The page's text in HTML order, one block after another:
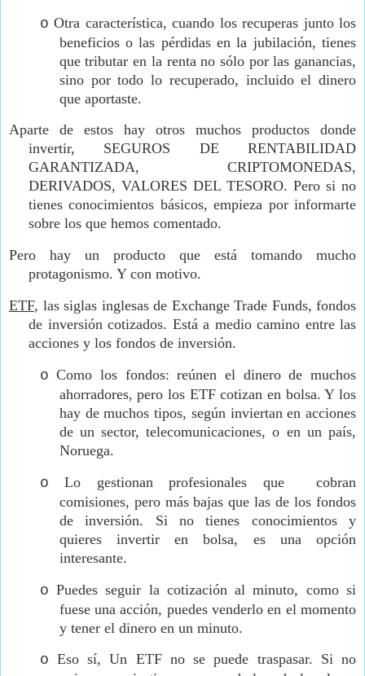
o Otra característica, cuando los recuperas junto los
beneficios o las pérdidas en la jubilación, tienes
que tributar en la renta no sólo por las ganancias,
sino por todo lo recuperado, incluido el dinero
que aportaste.
Aparte de estos hay otros muchos productos donde
invertir, SEGUROS DE RENTABILIDAD
GARANTIZADA, CRIPTOMONEDAS,
DERIVADOS, VALORES DEL TESORO. Pero si no
tienes conocimientos básicos, empieza por informarte
sobre los que hemos comentado.
Pero hay un producto que está tomando mucho
protagonismo. Y con motivo.
ETF, las siglas inglesas de Exchange Trade Funds, fondos
de inversión cotizados. Está a medio camino entre las
acciones y los fondos de inversión.
o Como los fondos: reúnen el dinero de muchos
ahorradores, pero los ETF cotizan en bolsa. Y los
hay de muchos tipos, según inviertan en acciones
de un sector, telecomunicaciones, o en un país,
Noruega.
o
Lo gestionan profesionales que
cobran
comisiones, pero más bajas que las de los fondos
de inversión. Si no tienes conocimientos y
quieres invertir en bolsa, es una opción
interesante.
o Puedes seguir la cotización al minuto, como si
fuese una acción, puedes venderlo en el momento
y tener el dinero en un minuto.
o Eso sí, Un ETF no se puede traspasar. Si no